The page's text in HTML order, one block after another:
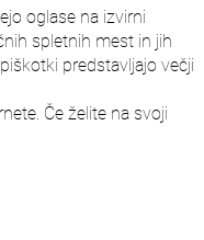
oglase na izvirni
spletnih mest in jih
predstavljajo večji
Če želite na svoji